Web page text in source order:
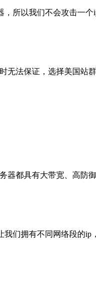
所以我们不会攻击一
无法保证，选择美国站
器都具有大带宽、高防
们拥有不同网络段的ip